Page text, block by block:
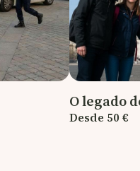
O legado
Desde 50 €